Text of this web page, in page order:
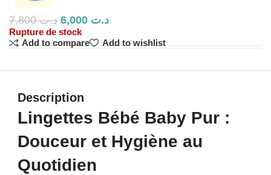
د.ت7,800 د.ت
Rupture de stock
Add to compare
Add to wishlist
Description
Lingettes Bébé Baby Pur :
Douceur et Hygiène au
Quotidien